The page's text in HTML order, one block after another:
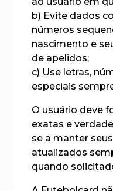
b) Evite dados
números
nascimento e
de apelidos;
c) Use letras,
especiais
O usuário deve
exatas e
se a manter
atualizados
quando